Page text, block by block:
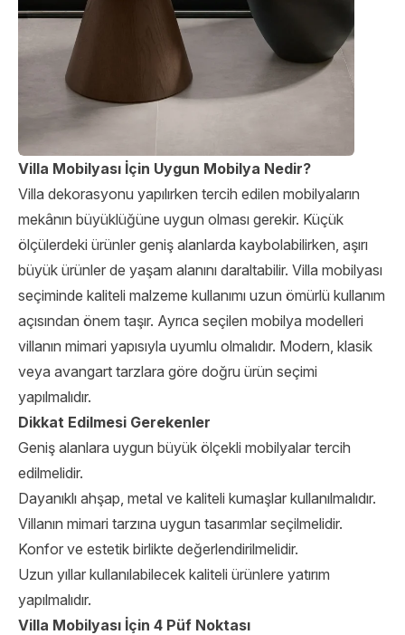
Villa Mobilyası İçin Uygun Mobilya Nedir?
Villa dekorasyonu yapılırken tercih edilen mobilyaların
mekânın büyüklüğüne uygun olması gerekir. Küçük
ölçülerdeki ürünler geniş alanlarda kaybolabilirken, aşırı
büyük ürünler de yaşam alanını daraltabilir. Villa mobilyası
seçiminde kaliteli malzeme kullanımı uzun ömürlü kullanım
açısından önem taşır. Ayrıca seçilen mobilya modelleri
villanın mimari yapısıyla uyumlu olmalıdır. Modern, klasik
veya avangart tarzlara göre doğru ürün seçimi
yapılmalıdır.
Dikkat Edilmesi Gerekenler
Geniş alanlara uygun büyük ölçekli mobilyalar tercih
edilmelidir.
Dayanıklı ahşap, metal ve kaliteli kumaşlar kullanılmalıdır.
Villanın mimari tarzına uygun tasarımlar seçilmelidir.
Konfor ve estetik birlikte değerlendirilmelidir.
Uzun yıllar kullanılabilecek kaliteli ürünlere yatırım
yapılmalıdır.
Villa Mobilyası İçin 4 Püf Noktası